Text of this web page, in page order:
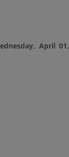
April 01,